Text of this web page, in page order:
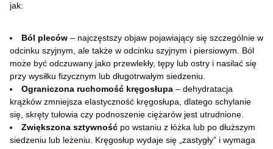
jak:
Ból pleców – najczęstszy objaw pojawiający się szczególnie w
odcinku szyjnym, ale także w odcinku szyjnym i piersiowym. Ból
może być odczuwany jako przewlekły, tępy lub ostry i nasilać się
przy wysiłku fizycznym lub długotrwałym siedzeniu.
Ograniczona ruchomość kręgosłupa – dehydratacja
krążków zmniejsza elastyczność kręgosłupa, dlatego schylanie
się, skręty tułowia czy podnoszenie ciężarów jest utrudnione.
Zwiększona sztywność po wstaniu z łóżka lub po dłuższym
siedzeniu lub leżeniu. Kręgosłup wydaje się „zastygły” i wymaga